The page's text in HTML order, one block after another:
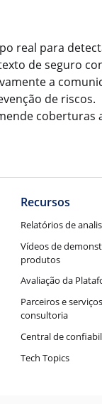
real para
de seguro
a
de riscos.
coberturas
Recursos
Relatórios de
Vídeos de
produtos
Avaliação da
Parceiros e
consultoria
Central de
Tech Topics